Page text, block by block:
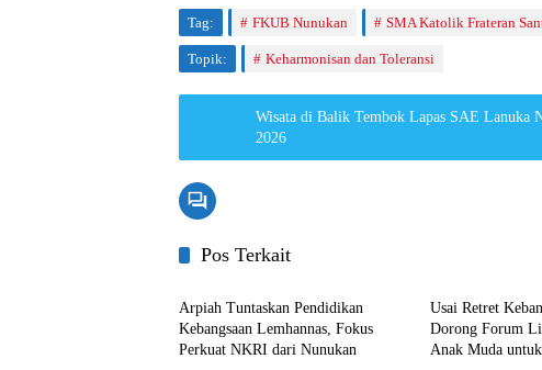
Tag: FKUB Nunukan SMA Katolik Frateran
Topik: Keharmonisan dan Toleransi
Wisata di Balik Tembok Lapas SAE Lanuka
2026
Pos Terkait
Nunukan
Arpiah Tuntaskan Pendidikan
Kebangsaan Lemhannas, Fokus
Perkuat NKRI dari Nunukan
Usai Retret
Dorong Forum
Anak Muda